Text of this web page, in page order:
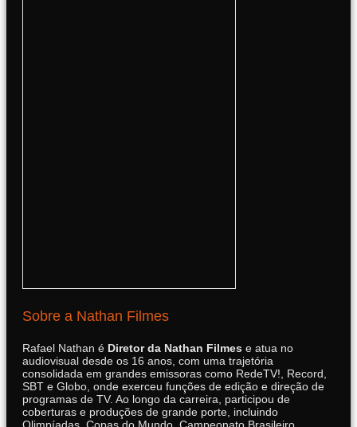
Sobre a Nathan Filmes
Rafael Nathan é Diretor da Nathan Filmes e atua no
audiovisual desde os 16 anos, com uma trajetória
consolidada em grandes emissoras como RedeTV!, Record,
SBT e Globo, onde exerceu funções de edição e direção de
programas de TV. Ao longo da carreira, participou de
coberturas e produções de grande porte, incluindo
Olimpíadas, Copas do Mundo, Campeonato Brasileiro,